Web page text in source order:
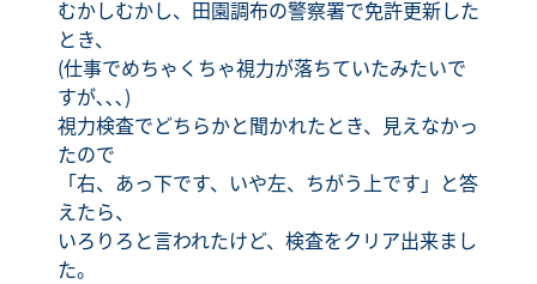
むかしむかし、田園調布の警察署で免許更新した
とき、
(仕事でめちゃくちゃ視力が落ちていたみたいで
すが､､､)
視力検査でどちらかと聞かれたとき、見えなかっ
たので
「右、あっ下です、いや左、ちがう上です」と答
えたら、
いろりろと言われたけど、検査をクリア出来まし
た。